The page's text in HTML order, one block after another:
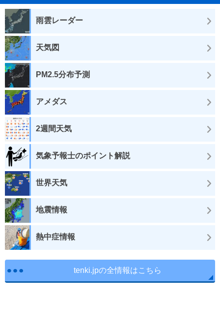
雨雲レーダー
天気図
PM2.5分布予測
アメダス
2週間天気
気象予報士のポイント解説
世界天気
地震情報
熱中症情報
tenki.jpの全情報はこちら